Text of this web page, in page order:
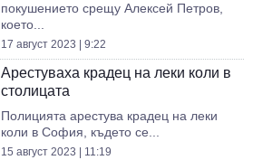
покушението срещу Алексей Петров,
което...
17 август 2023 | 9:22
Арестуваха крадец на леки коли в
столицата
Полицията арестува крадец на леки
коли в София, където се...
15 август 2023 | 11:19